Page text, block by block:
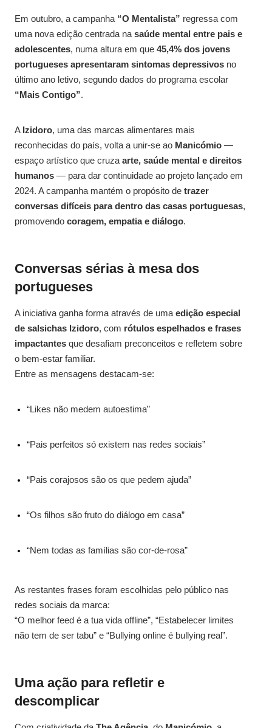
Em outubro, a campanha “O Mentalista” regressa com
uma nova edição centrada na saúde mental entre pais e
adolescentes, numa altura em que 45,4% dos jovens
portugueses apresentaram sintomas depressivos no
último ano letivo, segundo dados do programa escolar
“Mais Contigo”.
A Izidoro, uma das marcas alimentares mais
reconhecidas do país, volta a unir-se ao Manicómio —
espaço artístico que cruza arte, saúde mental e direitos
humanos — para dar continuidade ao projeto lançado em
2024. A campanha mantém o propósito de trazer
conversas difíceis para dentro das casas portuguesas,
promovendo coragem, empatia e diálogo.
Conversas sérias à mesa dos
portugueses
A iniciativa ganha forma através de uma edição especial
de salsichas Izidoro, com rótulos espelhados e frases
impactantes que desafiam preconceitos e refletem sobre
o bem-estar familiar.
Entre as mensagens destacam-se:
“Likes não medem autoestima”
“Pais perfeitos só existem nas redes sociais”
“Pais corajosos são os que pedem ajuda”
“Os filhos são fruto do diálogo em casa”
“Nem todas as famílias são cor-de-rosa”
As restantes frases foram escolhidas pelo público nas
redes sociais da marca:
“O melhor feed é a tua vida offline”, “Estabelecer limites
não tem de ser tabu” e “Bullying online é bullying real”.
Uma ação para refletir e
descomplicar